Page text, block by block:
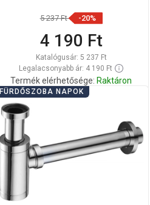
5 237 Ft -20%
4 190 Ft
Katalógusár: 5 237 Ft
Legalacsonyabb ár: 4 190 Ft
Termék elérhetősége: Raktáron
FÜRDŐSZOBA NAPOK